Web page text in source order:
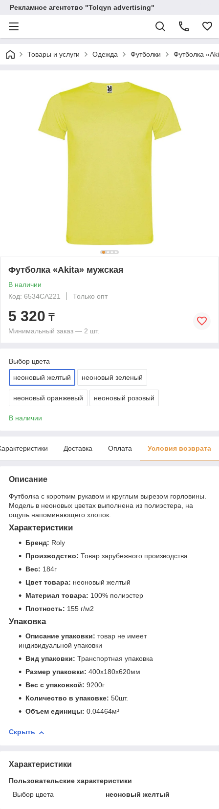
Рекламное агентство "Tolqyn advertising"
Товары и услуги Одежда Футболки Футболка
Футболка «Akita» мужская
В наличии
Код: 6534CA221
Только опт
5 320 ₸
Минимальный заказ — 2 шт.
Выбор цвета
неоновый желтый неоновый зеленый
неоновый оранжевый неоновый розовый
В наличии
Доставка Оплата Условия возврата
Описание
Футболка с коротким рукавом и круглым вырезом горловины.
Модель в неоновых цветах выполнена из полиэстера, на
ощупь напоминающего хлопок.
Характеристики
Бренд: Roly
Производство: Товар зарубежного производства
Вес: 184г
Цвет товара: неоновый желтый
Материал товара: 100% полиэстер
Плотность: 155 г/м2
Упаковка
Описание упаковки: товар не имеет
индивидуальной упаковки
Вид упаковки: Транспортная упаковка
Размер упаковки: 400x180x620мм
Вес с упаковкой: 9200г
Количество в упаковке: 50шт.
Объем единицы: 0.04464м³
Скрыть
Характеристики
Пользовательские характеристики
Выбор цвета
неоновый желтый